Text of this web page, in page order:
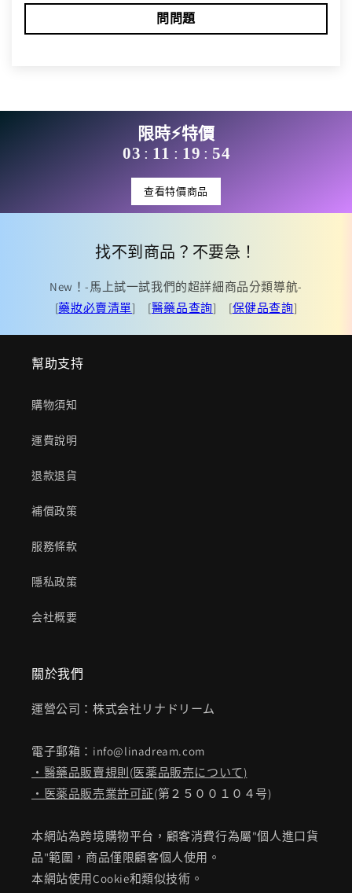
問問題
限時⚡特價
03 : 11 : 19 : 54
查看特價商品
找不到商品？不要急！
New！-馬上試一試我們的超詳細商品分類導航-
[藥妝必賣清單] [醫藥品查詢] [保健品查詢]
幫助支持
購物須知
運費說明
退款退貨
補償政策
服務條款
隱私政策
会社概要
關於我們
運營公司：株式会社リナドリーム
電子郵箱：info@linadream.com
・醫藥品販賣規則(医薬品販売について)
・医薬品販売業許可証(第２５００１０４号)
本網站為跨境購物平台，顧客消費行為屬"個人進口貨
品"範圍，商品僅限顧客個人使用。
本網站使用Cookie和類似技術。